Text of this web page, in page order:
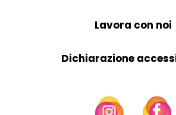
Lavora con noi
Dichiarazione